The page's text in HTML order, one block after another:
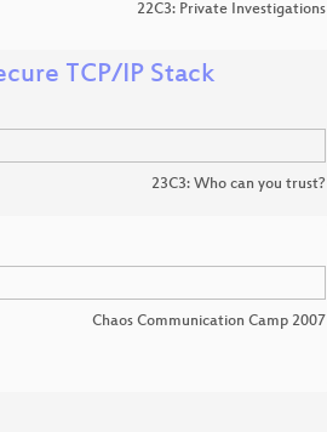
22C3: Private Investigations
TCP/IP Stack
23C3: Who can you trust?
Chaos Communication Camp 2007